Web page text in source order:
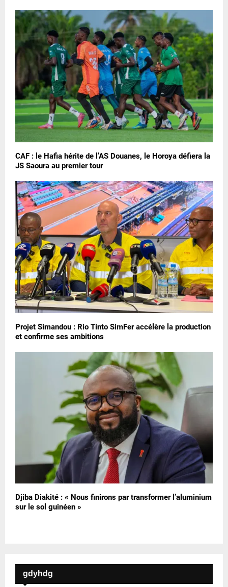
CAF : le Hafia hérite de l’AS Douanes, le Horoya défiera la
JS Saoura au premier tour
Projet Simandou : Rio Tinto SimFer accélère la production
et confirme ses ambitions
Djiba Diakité : « Nous finirons par transformer l’aluminium
sur le sol guinéen »
gdyhdg